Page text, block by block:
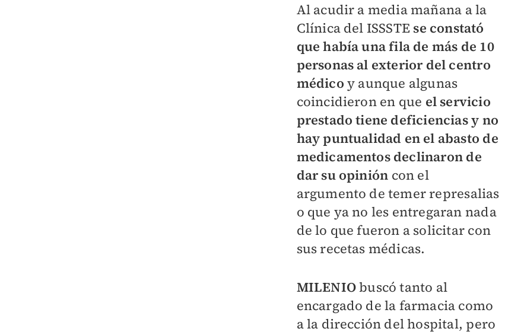
Al acudir a media mañana a la
Clínica del ISSSTE se constató
que había una fila de más de 10
personas al exterior del centro
médico y aunque algunas
coincidieron en que el servicio
prestado tiene deficiencias y no
hay puntualidad en el abasto de
medicamentos declinaron de
dar su opinión con el
argumento de temer represalias
o que ya no les entregaran nada
de lo que fueron a solicitar con
sus recetas médicas.
MILENIObuscó tanto al
encargado de la farmacia como
a la dirección del hospital, pero